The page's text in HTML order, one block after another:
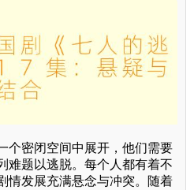
个密闭空间中展开，他们需要
难题以逃脱。每个人都有着不
情发展充满悬念与冲突。随着